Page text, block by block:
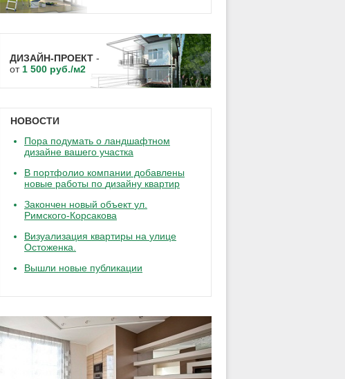
ДИЗАЙН-ПРОЕКТ -
от 1 500 руб./м2
НОВОСТИ
Пора подумать о ландшафтном
дизайне вашего участка
В портфолио компании добавлены
новые работы по дизайну квартир
Закончен новый объектул.
Римского-Корсакова
Визуализация квартиры на улице
Остоженка.
Вышли новые публикации